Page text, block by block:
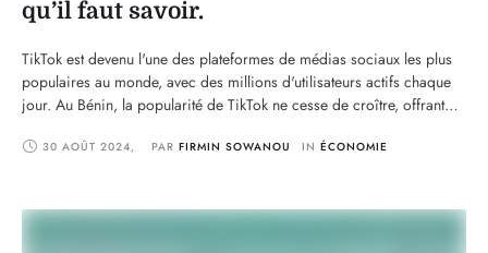
qu’il faut savoir.
TikTok est devenu l'une des plateformes de médias sociaux les plus
populaires au monde, avec des millions d'utilisateurs actifs chaque
jour. Au Bénin, la popularité de TikTok ne cesse de croître, offrant
créativité. Cependant, monétiser un compte TikTok nécessite une
30 AOÛT 2024, PAR FIRMIN SOWANOU IN ÉCONOMIE